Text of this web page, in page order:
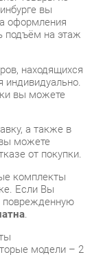
находящихся
вы можете
а также в
можете
от покупки.
Если Вы
.
модели – 2
Skyland ENIO